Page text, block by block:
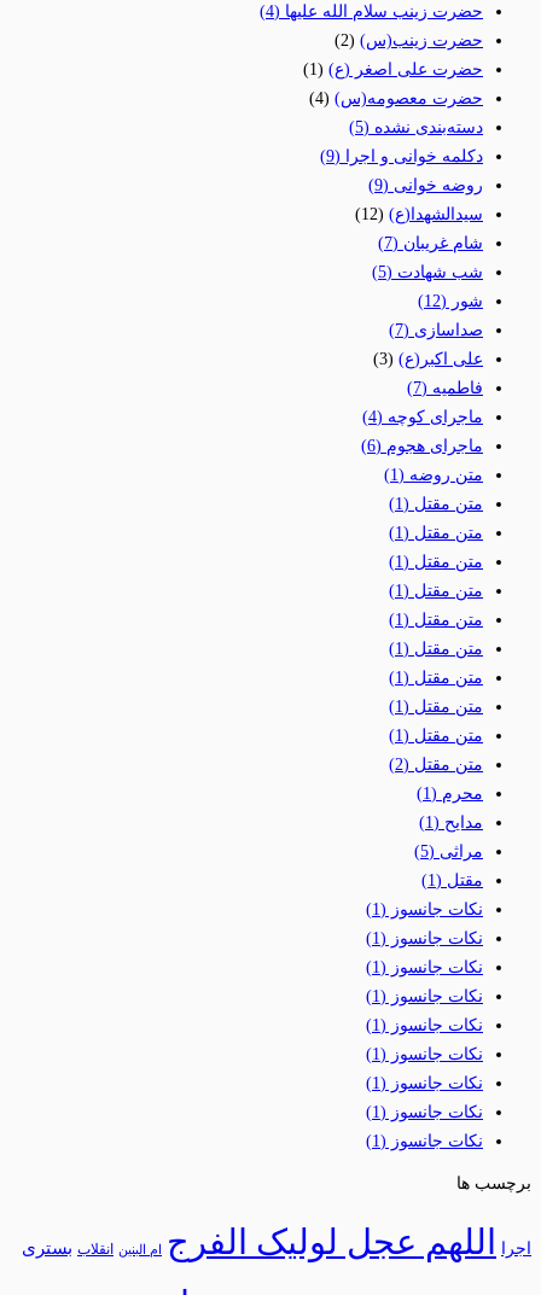
حضرت زینب سلام الله علیها (4)
حضرت زینب(س) (2)
حضرت علی اصغر (ع) (1)
حضرت معصومه(س) (4)
دسته‌بندی نشده (5)
دکلمه خوانی و اجرا (9)
روضه خوانی (9)
سیدالشهدا(ع) (12)
شام غریبان (7)
شب شهادت (5)
شور (12)
صداسازی (7)
علی اکبر(ع) (3)
فاطمیه (7)
ماجرای کوچه (4)
ماجرای هجوم (6)
متن روضه (1)
متن مقتل (1)
متن مقتل (1)
متن مقتل (1)
متن مقتل (1)
متن مقتل (1)
متن مقتل (1)
متن مقتل (1)
متن مقتل (1)
متن مقتل (1)
متن مقتل (2)
محرم (1)
مدایح (1)
مراثی (5)
مقتل (1)
نکات جانسوز (1)
نکات جانسوز (1)
نکات جانسوز (1)
نکات جانسوز (1)
نکات جانسوز (1)
نکات جانسوز (1)
نکات جانسوز (1)
نکات جانسوز (1)
نکات جانسوز (1)
برچسب ها
اجرا اللهم عجل لولیک الفرج ام البنین انقلاب بستری